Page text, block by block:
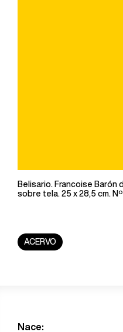
Belisario. Francoise Barón
sobre tela. 25 x 28,5 cm. Nº
ACERVO
Nace: